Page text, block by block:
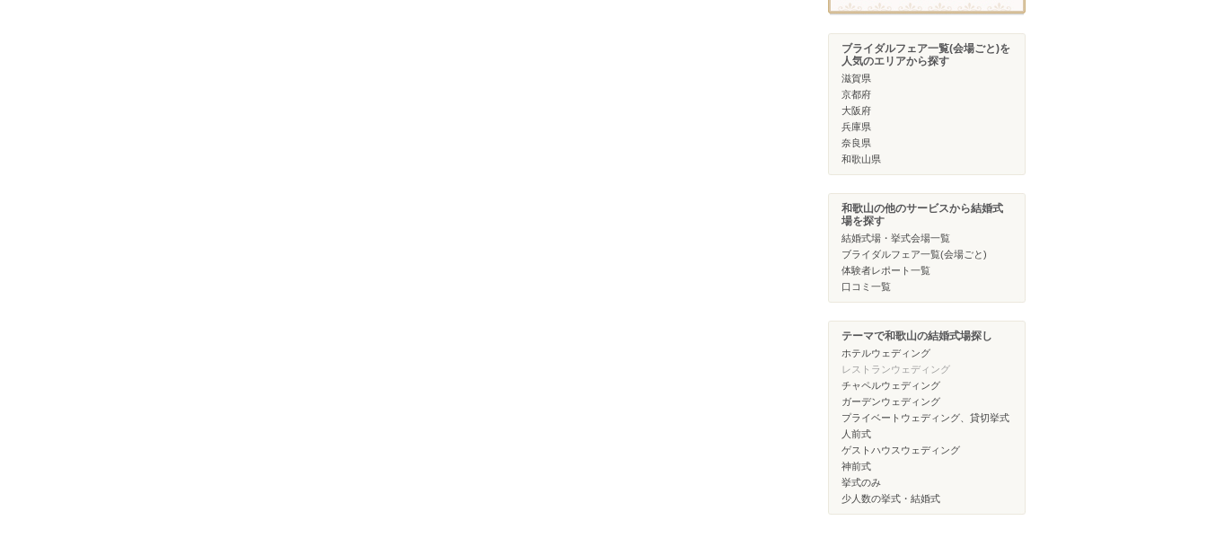
ブライダルフェア一覧(会場ごと)を
人気のエリアから探す
滋賀県
京都府
大阪府
兵庫県
奈良県
和歌山県
和歌山の他のサービスから結婚式
場を探す
結婚式場・挙式会場一覧
ブライダルフェア一覧(会場ごと)
体験者レポート一覧
口コミ一覧
テーマで和歌山の結婚式場探し
ホテルウェディング
レストランウェディング
チャペルウェディング
ガーデンウェディング
プライベートウェディング、貸切挙式
人前式
ゲストハウスウェディング
神前式
挙式のみ
少人数の挙式・結婚式